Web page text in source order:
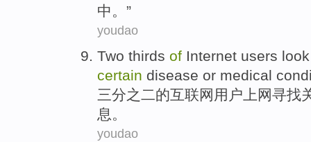
中。”
youdao
Two thirds of Internet users
certain disease or medical
三分之二的互联网 用户 上网寻找
息。
youdao